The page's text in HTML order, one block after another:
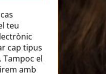
teu
cap tipus
Tampoc el
amb